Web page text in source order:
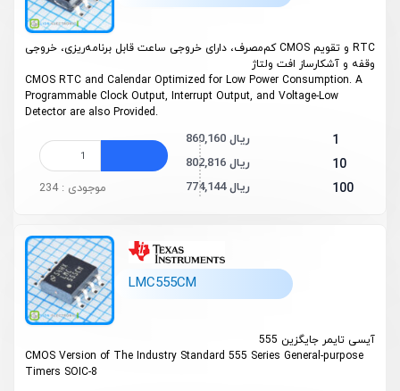
RTC و تقویم CMOS کم‌مصرف، دارای خروجی ساعت قابل برنامه‌ریزی، خروجی
وقفه و آشکارساز افت ولتاژ
CMOS RTC and Calendar Optimized for Low Power Consumption. A
Programmable Clock Output, Interrupt Output, and Voltage-Low
Detector are also Provided.
1 860,160 ریال
10 802,816 ریال
100 774,144 ریال موجودی : 234
LMC555CM
آیسی تایمر جایگزین 555
CMOS Version of The Industry Standard 555 Series General-purpose
Timers SOIC-8